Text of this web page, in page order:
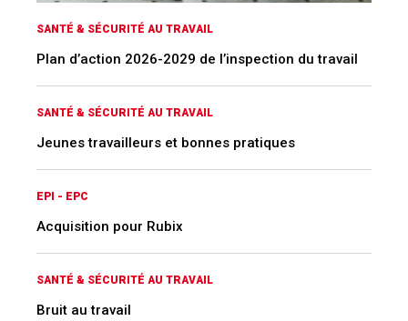
SANTÉ & SÉCURITÉ AU TRAVAIL
Plan d’action 2026-2029 de l’inspection du travail
SANTÉ & SÉCURITÉ AU TRAVAIL
Jeunes travailleurs et bonnes pratiques
EPI - EPC
Acquisition pour Rubix
SANTÉ & SÉCURITÉ AU TRAVAIL
Bruit au travail